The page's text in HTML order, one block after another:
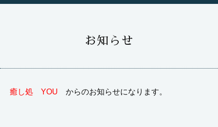
お知らせ
癒し処 YOU からのお知らせになります。